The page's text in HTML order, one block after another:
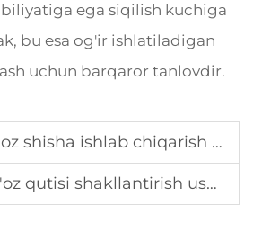
ega siqilish kuchiga
bu esa og'ir ishlatiladigan
uchun barqaror tanlovdir.
ishlab chiqarish uskunalari uchun materiallarni tejash bo'yicha maslahatlar
uskunalari uchun kalıplarni almashtirish bo'yicha maslahatlar